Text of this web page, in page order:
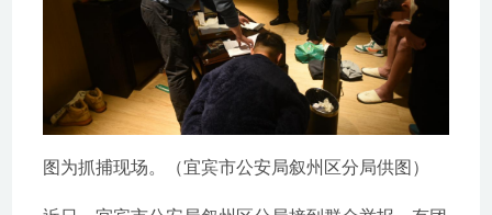
图为抓捕现场。（宜宾市公安局叙州区分局供图）